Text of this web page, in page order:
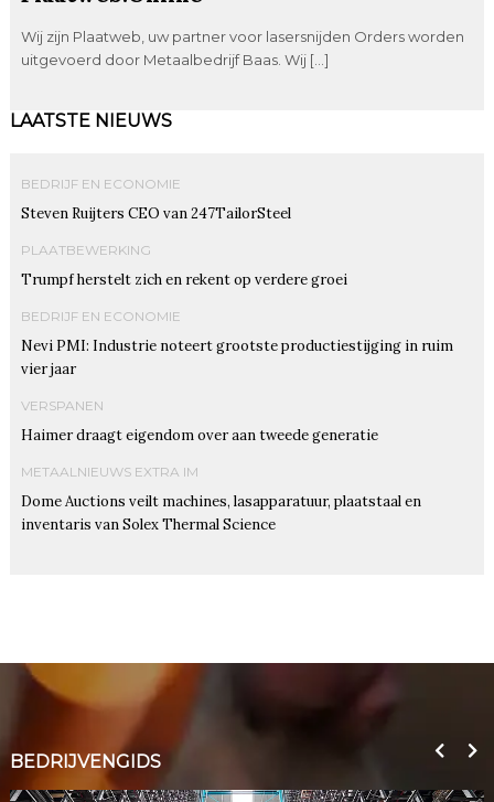
Wij zijn Plaatweb, uw partner voor lasersnijden Orders worden
uitgevoerd door Metaalbedrijf Baas. Wij […]
LAATSTE NIEUWS
BEDRIJF EN ECONOMIE
Steven Ruijters CEO van 247TailorSteel
PLAATBEWERKING
Trumpf herstelt zich en rekent op verdere groei
BEDRIJF EN ECONOMIE
Nevi PMI: Industrie noteert grootste productiestijging in ruim
vier jaar
VERSPANEN
Haimer draagt eigendom over aan tweede generatie
METAALNIEUWS EXTRA IM
Dome Auctions veilt machines, lasapparatuur, plaatstaal en
inventaris van Solex Thermal Science
BEDRIJVENGIDS